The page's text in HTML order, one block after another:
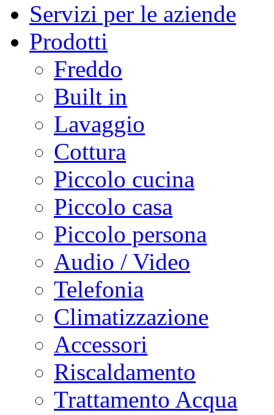
Servizi per le aziende
Prodotti
Freddo
Built in
Lavaggio
Cottura
Piccolo cucina
Piccolo casa
Piccolo persona
Audio / Video
Telefonia
Climatizzazione
Accessori
Riscaldamento
Trattamento Acqua